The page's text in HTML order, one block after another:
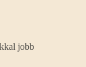
jobb